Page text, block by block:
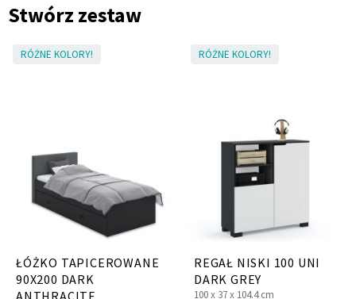
Stwórz zestaw
RÓŻNE KOLORY!
ŁÓŻKO TAPICEROWANE
90X200 DARK
ANTHRACITE
RÓŻNE KOLORY!
REGAŁ NISKI 100 UNI
DARK GREY
100 x 37 x 104.4 cm